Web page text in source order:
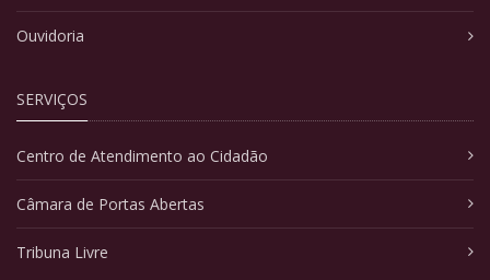
Ouvidoria
SERVIÇOS
Centro de Atendimento ao Cidadão
Câmara de Portas Abertas
Tribuna Livre